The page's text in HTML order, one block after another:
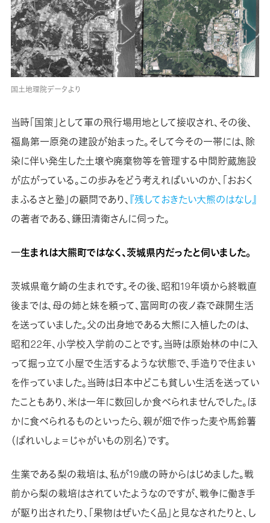
国土地理院データより
当時「国策」として軍の飛行場用地として接収され、その後、
福島第一原発の建設が始まった。そして今その一帯には、除
染に伴い発生した土壌や廃棄物等を管理する中間貯蔵施設
が広がっている。この歩みをどう考えればいいのか、「おおく
まふるさと塾」の顧問であり、 『残しておきたい大熊のはなし』
の著者である、鎌田清衛さんに伺った。
―生まれは大熊町ではなく、茨城県内だったと伺いました。
茨城県竜ケ崎の生まれです。その後、昭和19年頃から終戦直
後までは、母の姉と妹を頼って、富岡町の夜ノ森で疎開生活
を送っていました。父の出身地である大熊に入植したのは、
昭和22年、小学校入学前のことです。当時は原始林の中に入
って掘っ立て小屋で生活するような状態で、手造りで住まい
を作っていました。当時は日本中どこも貧しい生活を送ってい
たこともあり、米は一年に数回しか食べられませんでした。ほ
かに食べられるものといったら、親が畑で作った麦や馬鈴薯
（ばれいしょ＝じゃがいもの別名）です。
生業である梨の栽培は、私が19歳の時からはじめました。戦
前から梨の栽培はされていたようなのですが、戦争に働き手
が駆り出されたり、「果物はぜいたく品」と見なされたりと、し